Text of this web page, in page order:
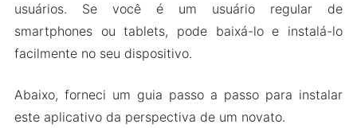
usuários. Se você é um usuário regular de
smartphones ou tablets, pode baixá-lo e instalá-lo
facilmente no seu dispositivo.
Abaixo, forneci um guia passo a passo para instalar
este aplicativo da perspectiva de um novato.